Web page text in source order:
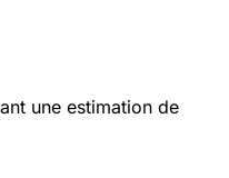
une estimation de